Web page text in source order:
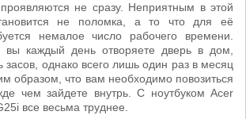
не сразу. Неприятным в этой
не поломка, а то что для её
немалое число рабочего времени.
вы каждый день отворяете дверь в дом,
засов, однако всего лишь один раз в месяц
образом, что вам необходимо повозиться
чем зайдете внутрь. С ноутбуком Acer
все весьма труднее.